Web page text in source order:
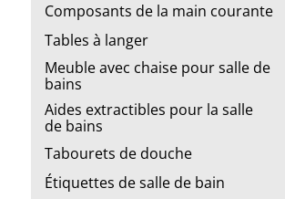
Composants de la main courante
Tables à langer
Meuble avec chaise pour salle de
bains
Aides extractibles pour la salle
de bains
Tabourets de douche
Étiquettes de salle de bain